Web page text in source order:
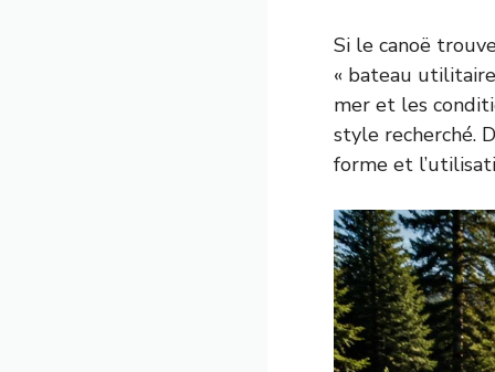
Si le canoë
« bateau
mer et les
style recherché.
forme et